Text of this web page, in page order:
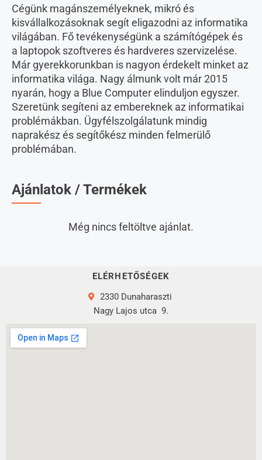
Cégünk magánszemélyeknek, mikró és
kisvállalkozásoknak segít eligazodni az informatika
világában. Fő tevékenységünk a számítógépek és
a laptopok szoftveres és hardveres szervizelése.
Már gyerekkorunkban is nagyon érdekelt minket az
informatika világa. Nagy álmunk volt már 2015
nyarán, hogy a Blue Computer elinduljon egyszer.
Szeretünk segíteni az embereknek az informatikai
problémákban. Ügyfélszolgálatunk mindig
naprakész és segítőkész minden felmerülő
problémában.
Ajánlatok / Termékek
Még nincs feltöltve ajánlat.
ELÉRHETŐSÉGEK
2330 Dunaharaszti
Nagy Lajos utca 9.